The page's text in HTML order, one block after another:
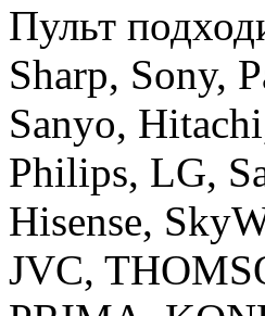
Пульт
Sharp, Sony,
Sanyo,
Philips, LG,
Hisense,
JVC,